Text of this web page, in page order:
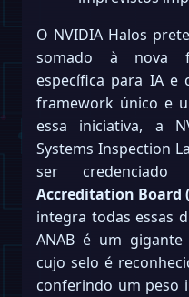
O NVIDIA Halos
somado à nova
específica para IA
framework único e
essa iniciativa, a
Systems Inspection
ser
Accreditation Board
integra todas essas
ANAB é um gigante
cujo selo é
conferindo um peso